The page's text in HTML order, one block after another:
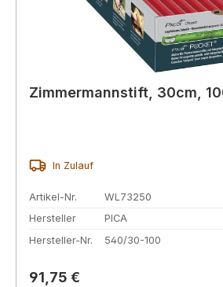
Zimmermannstift, 30cm,
In Zulauf
Artikel-Nr.
WL73250
Hersteller
PICA
Hersteller-Nr.
540/30-100
Regulärer Preis:
91,75 €